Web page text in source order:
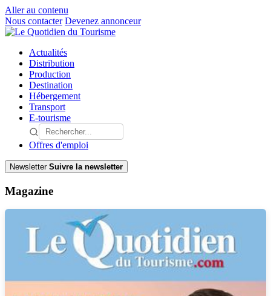
Aller au contenu
Nous contacter Devenez annonceur
Actualités
Distribution
Production
Destination
Hébergement
Transport
E-tourisme
Offres d'emploi
Newsletter Suivre la newsletter
Magazine